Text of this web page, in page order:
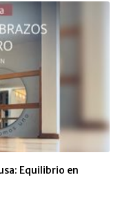
Equilibrio en